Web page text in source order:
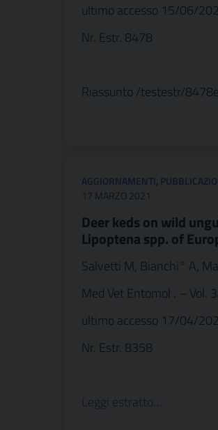
ultimo accesso 15/06/
Nr. Estr. 8478
Riassunto /testestr/
AGGIORNAMENTI,
17 MARZO 2021
Deer keds on wild
Lipoptena spp. of
Salvetti M, Bianchi° A,
Med Vet Entomol . –
ultimo accesso 17/04/
Nr. Estr. 8358
Leggi estratto…